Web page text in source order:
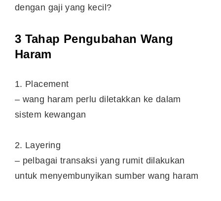
dengan gaji yang kecil?
3 Tahap Pengubahan Wang
Haram
1. Placement
– wang haram perlu diletakkan ke dalam
sistem kewangan
2. Layering
– pelbagai transaksi yang rumit dilakukan
untuk menyembunyikan sumber wang haram